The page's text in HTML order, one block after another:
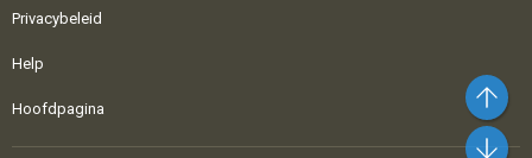
Privacybeleid
Help
Hoofdpagina